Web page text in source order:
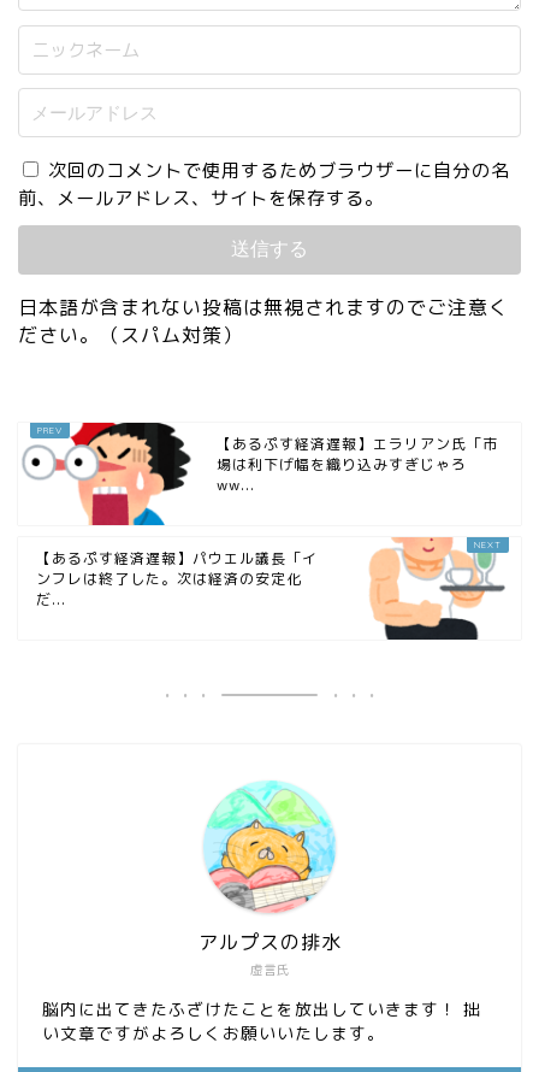
次回のコメントで使用するためブラウザーに自分の名
前、メールアドレス、サイトを保存する。
日本語が含まれない投稿は無視されますのでご注意く
ださい。（スパム対策）
【あるぷす経済遅報】エラリアン氏「市
場は利下げ幅を織り込みすぎじゃろ
ww...
【あるぷす経済遅報】パウエル議長「イ
ンフレは終了した。次は経済の安定化
だ...
虚言氏
アルプスの排水
脳内に出てきたふざけたことを放出していきます！ 拙
い文章ですがよろしくお願いいたします。